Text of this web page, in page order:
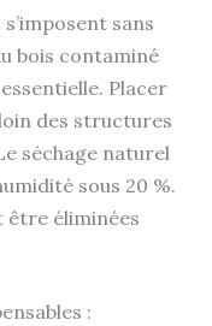
sans
bois contaminé
Placer
des structures
séchage naturel
sous 20 %.
éliminées
: